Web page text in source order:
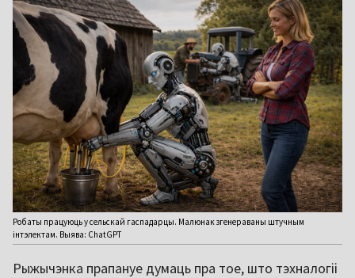
Робаты працуюць у сельскай гаспадарцы. Малюнак згенераваны штучным
інтэлектам. Выява: ChatGPT
Рыжычэнка прапануе думаць пра тое, што тэхналогіі